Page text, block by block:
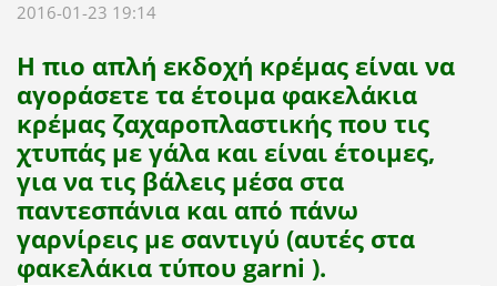
2016-01-23 19:14
Η πιο απλή εκδοχή κρέμας είναι να
αγοράσετε τα έτοιμα φακελάκια
κρέμας ζαχαροπλαστικής που τις
χτυπάς με γάλα και είναι έτοιμες,
για να τις βάλεις μέσα στα
παντεσπάνια και από πάνω
γαρνίρεις με σαντιγύ (αυτές στα
φακελάκια τύπου garni ).